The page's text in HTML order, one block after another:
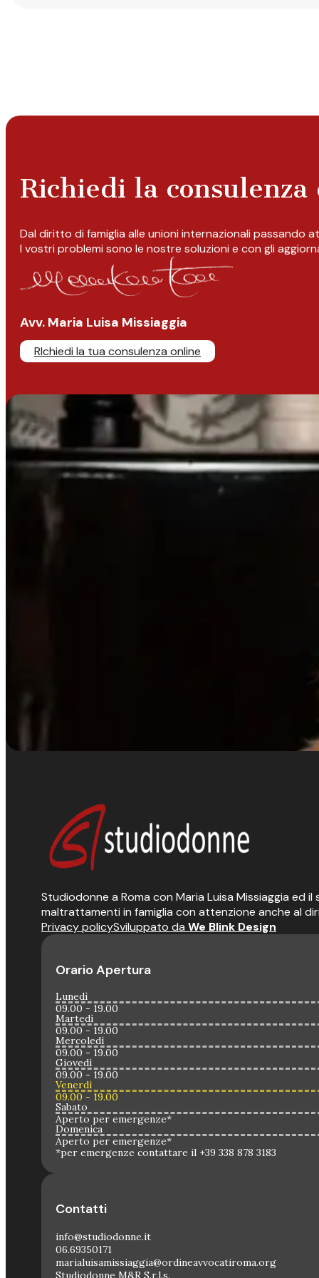
Richiedi la
Dal diritto di famiglia alle unioni internazionali passando
I vostri problemi sono le nostre soluzioni e con gli
Avv. Maria Luisa Missiaggia
RIchiedi la tua consulenza online
Studiodonne a Roma con Maria Luisa Missiaggia ed
maltrattamenti in famiglia con attenzione anche al
Privacy policySviluppato da We Blink Design
Orario Apertura
Lunedì
09.00 - 19.00
Martedì
09.00 - 19.00
Mercoledì
09.00 - 19.00
Giovedì
09.00 - 19.00
Venerdì
09.00 - 19.00
Sabato
Aperto per emergenze*
Domenica
Aperto per emergenze*
*per emergenze contattare il +39 338 878 3183
Contatti
info@studiodonne.it
06.69350171
marialuisamissiaggia@ordineavvocatiroma.org
Studiodonne M&R S.r.l.s.